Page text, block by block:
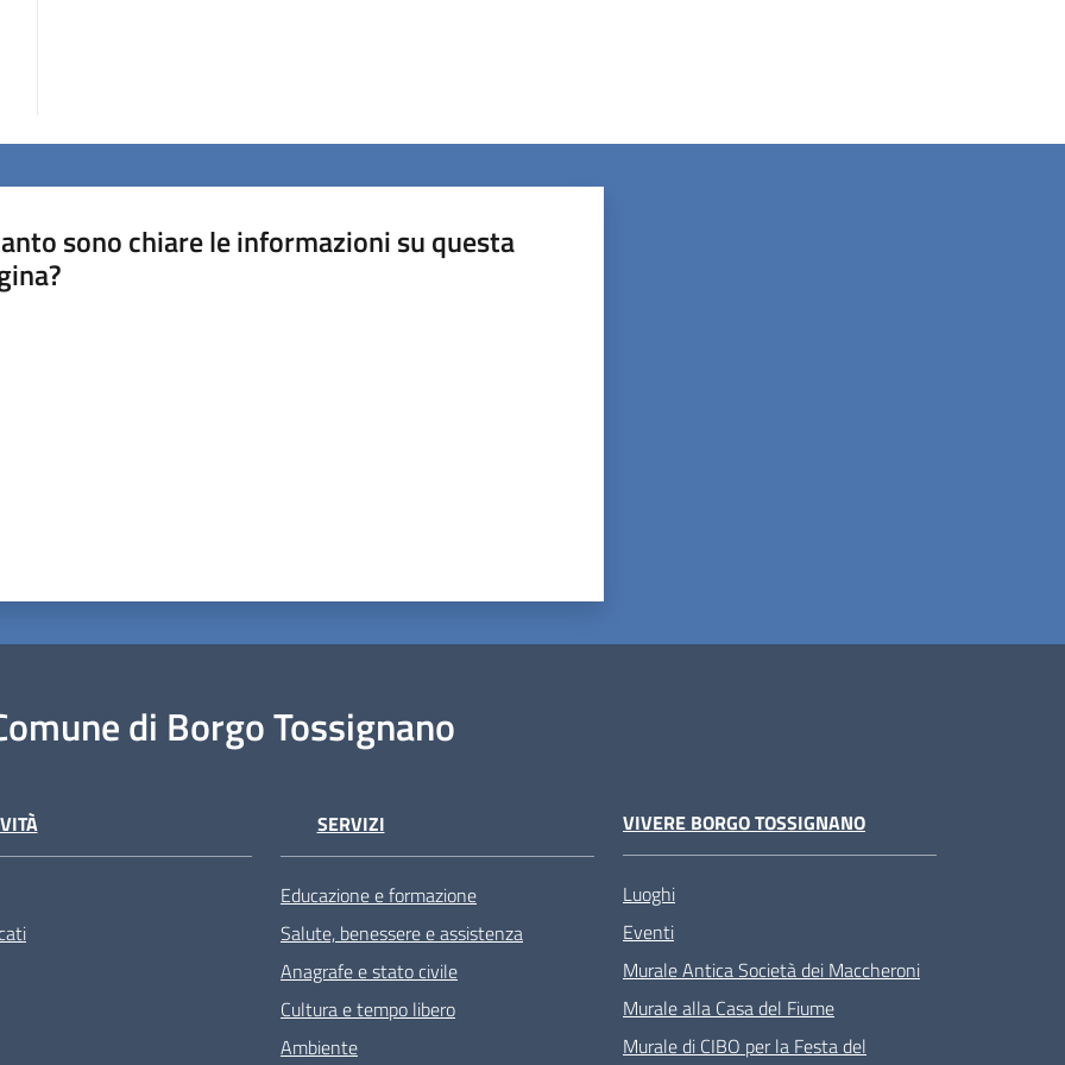
sono chiare le informazioni su questa
di Borgo Tossignano
SERVIZI
Educazione e formazione
Salute, benessere e assistenza
Anagrafe e stato civile
Cultura e tempo libero
Ambiente
VIVERE BORGO TOSSIGNANO
Luoghi
Eventi
Murale Antica Società dei Maccheroni
Murale alla Casa del Fiume
Murale di CIBO per la Festa del